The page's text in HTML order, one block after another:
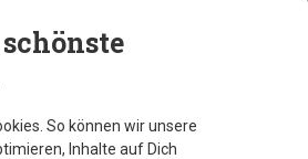
So können wir unsere
Inhalte auf Dich